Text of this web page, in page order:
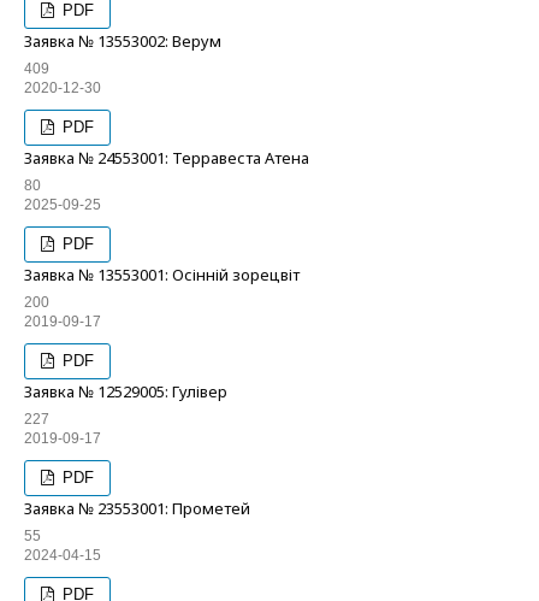
PDF
Заявка № 13553002: Верум
409
2020-12-30
PDF
Заявка № 24553001: Терравеста Атена
80
2025-09-25
PDF
Заявка № 13553001: Осінній зорецвіт
200
2019-09-17
PDF
Заявка № 12529005: Гулівер
227
2019-09-17
PDF
Заявка № 23553001: Прометей
55
2024-04-15
PDF